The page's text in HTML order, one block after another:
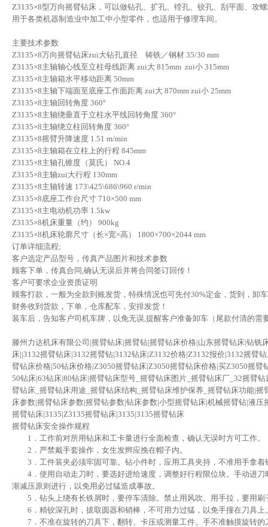
Z3135×8型万向摇臂钻床，可以做钻孔、扩孔、镗孔、铰孔、刮平面、攻
用于各类机器制造业中加工中小型零件，也适用于修理车间。
主要技术参数
Z3135×8万向摇臂钻床zui大钻孔直径 铸铁／钢材 35/30 mm
Z3135×8主轴轴心线至立柱母线距离 zui大 815mm zui小 315mm
Z3135×8主轴箱水平移动距离 50mm
Z3135×8主轴下端面至底座工作面距离 zui大 870mm zui小 25mm
Z3135×8主轴回转角度 360°
Z3135×8主轴绕垂直于立柱水平线回转角度 360°
Z3135×8主轴绕立柱回转角度 360°
Z3135×8摇臂升降速度 1.51 m/min
Z3135×8主轴箱在立柱上的行程 845mm
Z3135×8主轴孔锥度（莫氏） NO.4
Z3135×8主轴zui大行程 130mm
Z3135×8主轴转速 173\425\686\960 r/min
Z3135×8底座工作台尺寸 710×500 mm
Z3135×8主电动机功率 1.5kw
Z3135×8机床重量（约） 900kg
Z3135×8机床轮廓尺寸（长×宽×高） 1800×700×2044 mm
订单详细流程;
客户选定产品型号，传真产品图片和技术参数
顾客下单，传真合同,确认无误后并将合同签订回传！
客户可要求企业资质证明
顾客打款，一般为全款到账发货，特殊情况也可先付30%定金，货到，卸
财务收到货款，下单，仓库配车，安排发货！
装车后，告知客户司机车牌，以免无误,提醒客户准备卸车（尾款付清的需
滕州力达机床有限公司|摇臂钻床|摇臂钻|摇臂钻床价格|山东摇臂钻床|钻铣
床||3132摇臂钻床|3132摇臂钻|3132钻床|Z3132价格|Z3132报价|3132摇臂
臂钻床价格|50钻床价格|Z3050摇臂钻床|Z3050摇臂钻床价格|买Z3050摇臂
50钻床|63钻床|80钻床|摇臂钻床型号_摇臂钻床图片_摇臂钻床厂_32摇臂
臂钻床_摇臂钻床用途_摇臂钻床结构_摇臂钻床维护保养_摇臂钻床功能|摇
床参数|摇臂钻床参数|摇臂钻参数|钻床参数|小型摇臂钻床|机械摇臂钻|液压
摇臂钻床|3135|Z3135摇臂钻床|3135|3135摇臂钻床
摇臂钻床安全操作规程
1．工作前对所用钻床和工卡量进行全面检查，确认无误时方可工作。
2．严禁戴手套操作，女生发辫应挽在帽子内。
3．工件装夹必须牢固可靠。钻小件时，应用工具夹持，不准用手拿着
4．使用自动走刀时，要选好进给速度，调整好行程限位块。手动进刀
渐减压原则进行，以免用必过猛造成事故。
5．钻头上绕有长铁屑时，要停车清除。禁止用风吹、用手拉，要用刷
6．精铰深孔时，拔取圆器和销棒，不可用力过猛，以免手撞在刀具上
7．不准在旋转的刀具下，翻转、卡压或测量工件。手不准触摸旋转的